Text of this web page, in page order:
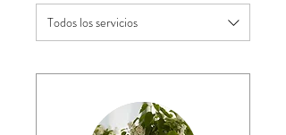
Todos los servicios